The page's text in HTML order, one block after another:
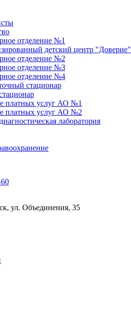
отделение №1
детский центр "Доверие"
отделение №2
отделение №3
отделение №4
стационар
платных услуг АО №1
платных услуг АО №2
лаборатория
ул. Объединения, 35